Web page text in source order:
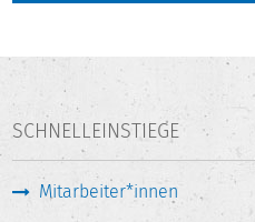
SCHNELLEINSTIEGE
Mitarbeiter*innen